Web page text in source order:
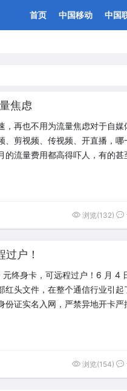
首页 中国移动 中国
焦虑
，再也不用为流量焦虑对于自媒
、剪视频、传视频、开直播，哪
的流量费用都高得吓人，有的甚
浏览(132)
户！
终身卡，可远程过户！6 月 4
红头文件，在整个通信行业引起
份证实名入网，严禁异地开卡严
浏览(154)